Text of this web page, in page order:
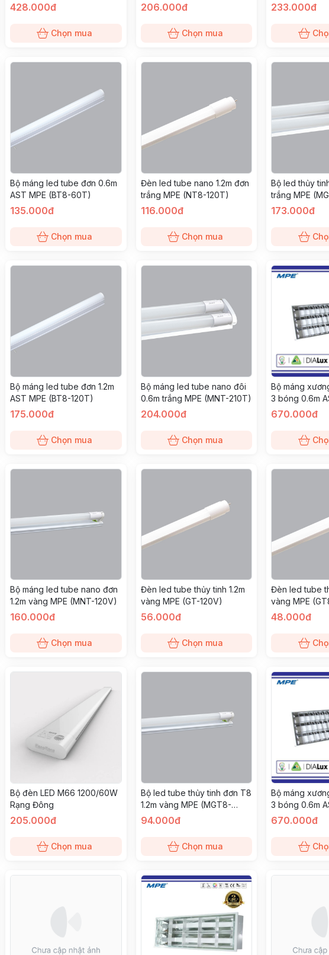
428.000đ
Chọn mua
206.000đ
Chọn mua
233.000đ
Bộ máng led tube đơn 0.6m
AST MPE (BT8-60T)
135.000đ
Chọn mua
Đèn led tube nano 1.2m đơn
trắng MPE (NT8-120T)
116.000đ
Chọn mua
Bộ led thủy
trắng MPE
173.000đ
Bộ máng led tube đơn 1.2m
AST MPE (BT8-120T)
175.000đ
Chọn mua
Bộ máng led tube nano đôi
0.6m trắng MPE (MNT-210T)
204.000đ
Chọn mua
Bộ máng
3 bóng 0.6m
(MATL-310T)
670.000đ
Bộ máng led tube nano đơn
1.2m vàng MPE (MNT-120V)
160.000đ
Chọn mua
Đèn led tube thủy tinh 1.2m
vàng MPE (GT-120V)
56.000đ
Chọn mua
Đèn led tube
vàng MPE
48.000đ
Bộ đèn LED M66 1200/60W
Rạng Đông
205.000đ
Chọn mua
Bộ led tube thủy tinh đơn T8
1.2m vàng MPE (MGT8-
120V)
94.000đ
Chọn mua
Bộ máng
3 bóng 0.6m
(MATL-310V)
670.000đ